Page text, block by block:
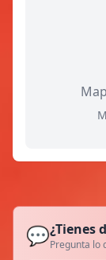
💬¿Tienes
Pregunta lo